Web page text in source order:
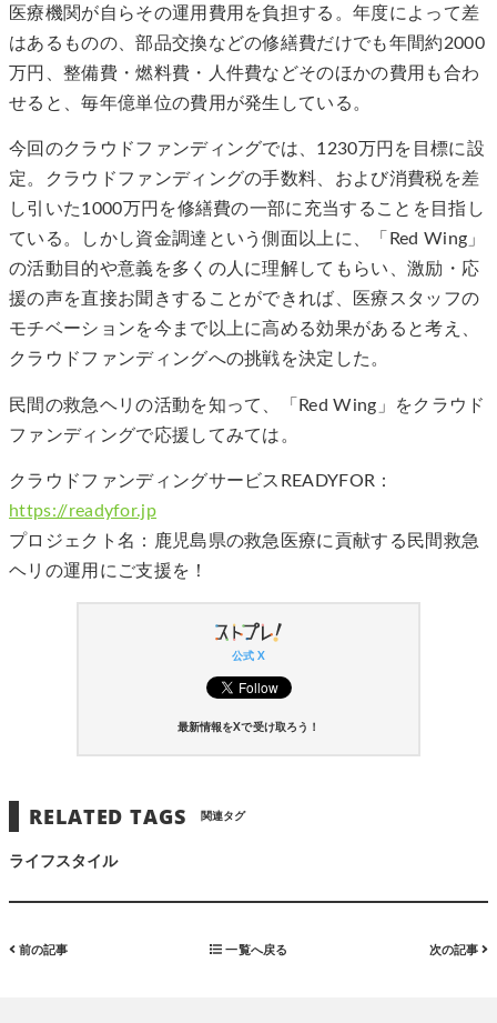
医療機関が自らその運用費用を負担する。年度によって差
はあるものの、部品交換などの修繕費だけでも年間約2000
万円、整備費・燃料費・人件費などそのほかの費用も合わ
せると、毎年億単位の費用が発生している。
今回のクラウドファンディングでは、1230万円を目標に設
定。クラウドファンディングの手数料、および消費税を差
し引いた1000万円を修繕費の一部に充当することを目指し
ている。しかし資金調達という側面以上に、「Red Wing」
の活動目的や意義を多くの人に理解してもらい、激励・応
援の声を直接お聞きすることができれば、医療スタッフの
モチベーションを今まで以上に高める効果があると考え、
クラウドファンディングへの挑戦を決定した。
民間の救急ヘリの活動を知って、「Red Wing」をクラウド
ファンディングで応援してみては。
クラウドファンディングサービスREADYFOR：
https://readyfor.jp
プロジェクト名：鹿児島県の救急医療に貢献する民間救急
ヘリの運用にご支援を！
公式 X
最新情報をXで受け取ろう！
RELATED TAGS 関連タグ
ライフスタイル
前の記事 一覧へ戻る 次の記事